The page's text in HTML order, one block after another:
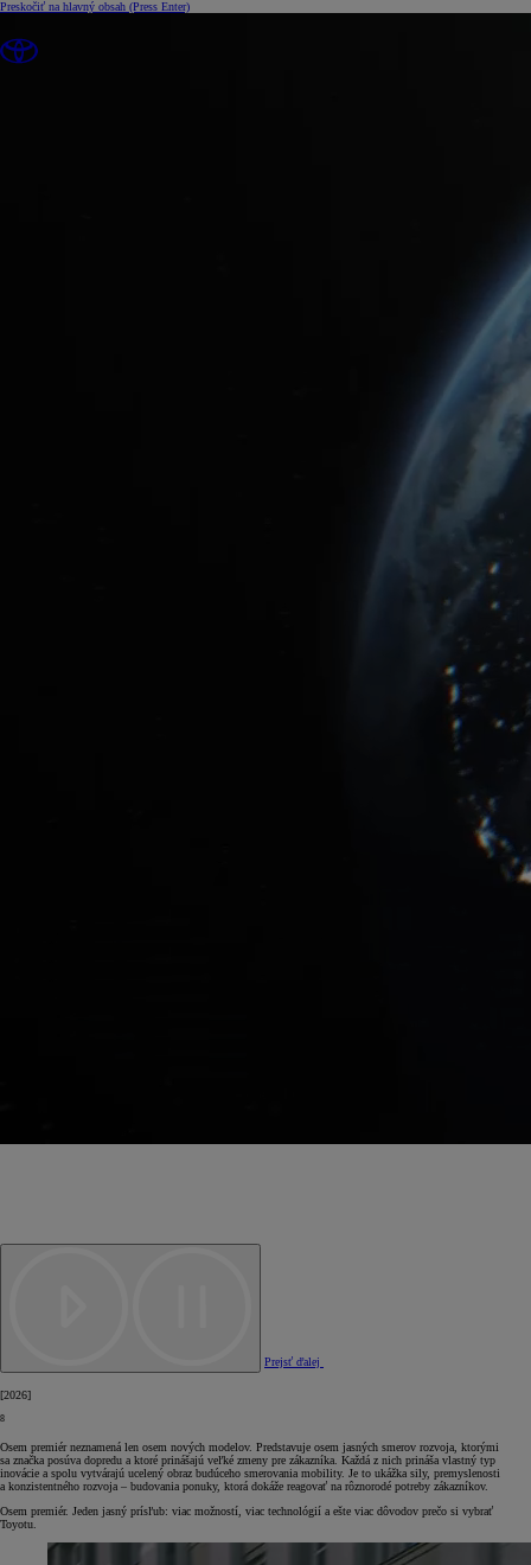
Preskočiť na hlavný obsah (Press Enter)
Prejsť ďalej
[2026]
8
Osem premiér neznamená len osem nových modelov. Predstavuje osem jasných smerov rozvoja, ktorými
sa značka posúva dopredu a ktoré prinášajú veľké zmeny pre zákazníka. Každá z nich prináša vlastný typ
inovácie a spolu vytvárajú ucelený obraz budúceho smerovania mobility. Je to ukážka sily, premyslenosti
a konzistentného rozvoja – budovania ponuky, ktorá dokáže reagovať na rôznorodé potreby zákazníkov.
Osem premiér. Jeden jasný prísľub: viac možností, viac technológií a ešte viac dôvodov prečo si vybrať
Toyotu.